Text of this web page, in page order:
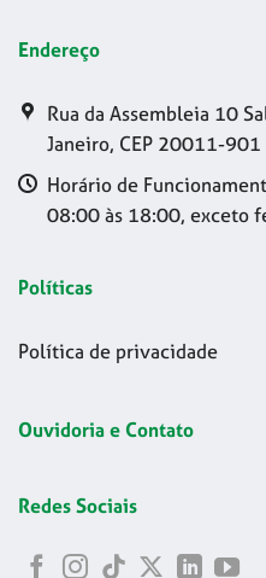
Endereço
Rua da Assembleia 10
Janeiro, CEP 20011-901
Horário de
08:00 às 18:00, exceto
Políticas
Política de privacidade
Ouvidoria e Contato
Redes Sociais